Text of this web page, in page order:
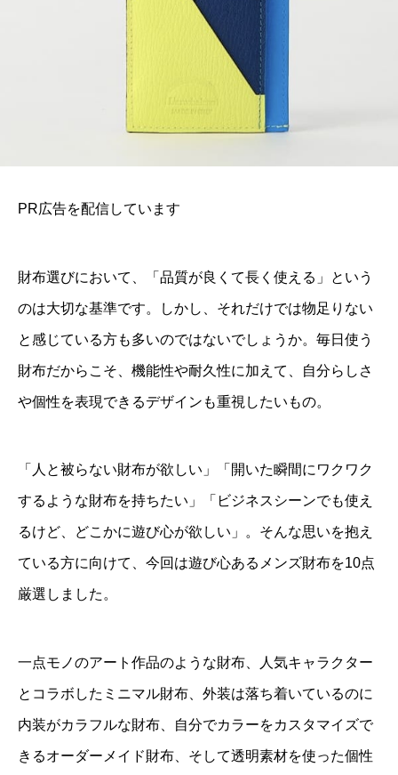
PR広告を配信しています
財布選びにおいて、「品質が良くて長く使える」という
のは大切な基準です。しかし、それだけでは物足りない
と感じている方も多いのではないでしょうか。毎日使う
財布だからこそ、機能性や耐久性に加えて、自分らしさ
や個性を表現できるデザインも重視したいもの。
「人と被らない財布が欲しい」「開いた瞬間にワクワク
するような財布を持ちたい」「ビジネスシーンでも使え
るけど、どこかに遊び心が欲しい」。そんな思いを抱え
ている方に向けて、今回は遊び心あるメンズ財布を10点
厳選しました。
一点モノのアート作品のような財布、人気キャラクター
とコラボしたミニマル財布、外装は落ち着いているのに
内装がカラフルな財布、自分でカラーをカスタマイズで
きるオーダーメイド財布、そして透明素材を使った個性